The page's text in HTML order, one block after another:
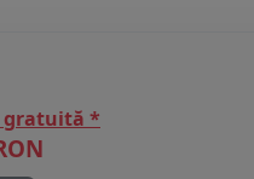
gratuită *